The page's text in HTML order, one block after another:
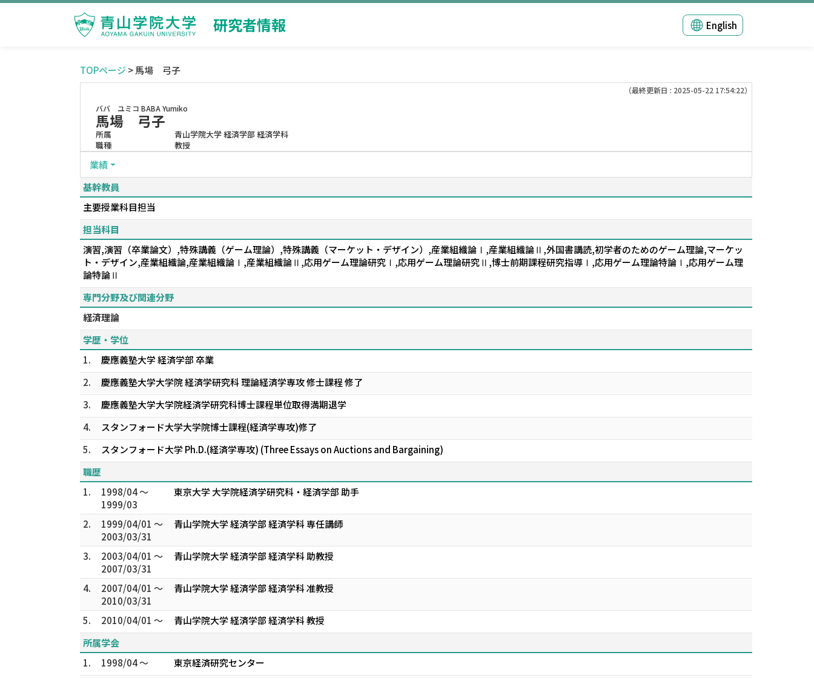
研究者情報 English
TOPページ > 馬場 弓子
（最終更新日 : 2025-05-22 17:54:22）
ババ ユミコ BABA Yumiko
馬場 弓子
所属
青山学院大学 経済学部 経済学科
職種
教授
業績
基幹教員
主要授業科目担当
担当科目
演習,演習（卒業論文）,特殊講義（ゲーム理論）,特殊講義（マーケット・デザイン）,産業組織論Ⅰ,産業組織論Ⅱ,外国書講読,初学者のためのゲーム理論,マーケッ
ト・デザイン,産業組織論,産業組織論Ⅰ,産業組織論Ⅱ,応用ゲーム理論研究Ⅰ,応用ゲーム理論研究Ⅱ,博士前期課程研究指導Ⅰ,応用ゲーム理論特論Ⅰ,応用ゲーム理
論特論Ⅱ
専門分野及び関連分野
経済理論
学歴・学位
1.
慶應義塾大学 経済学部 卒業
2.
慶應義塾大学大学院 経済学研究科 理論経済学専攻 修士課程 修了
3.
慶應義塾大学大学院経済学研究科博士課程単位取得満期退学
4.
スタンフォード大学大学院博士課程(経済学専攻)修了
5.
スタンフォード大学 Ph.D.(経済学専攻) (Three Essays on Auctions and Bargaining)
職歴
1.
1998/04 ～
1999/03
東京大学 大学院経済学研究科・経済学部 助手
2.
1999/04/01 ～
2003/03/31
青山学院大学 経済学部 経済学科 専任講師
3.
2003/04/01 ～
2007/03/31
青山学院大学 経済学部 経済学科 助教授
4.
2007/04/01 ～
2010/03/31
青山学院大学 経済学部 経済学科 准教授
5. 2010/04/01 ～
青山学院大学 経済学部 経済学科 教授
所属学会
1.
1998/04 ～
東京経済研究センター